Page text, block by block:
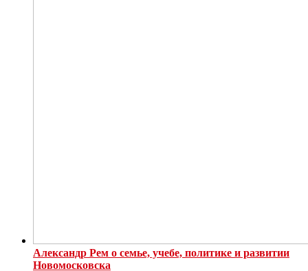
Александр Рем о семье, учебе, политике и развитии
Новомосковска